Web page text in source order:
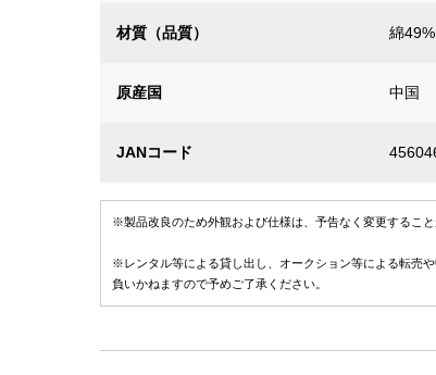
材質（品質） 綿
原産国 中国
JANコード
※製品改良のため外観および仕様は、予告なく変更すること
※レンタル等による貸し出し、オークション等による転売
負いかねますので予めご了承ください。